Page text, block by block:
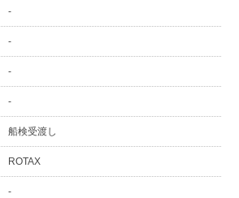
-
-
-
-
船検受渡し
ROTAX
-